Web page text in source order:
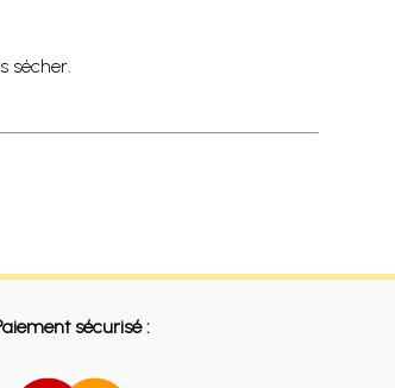
sécher.
sécurisé :